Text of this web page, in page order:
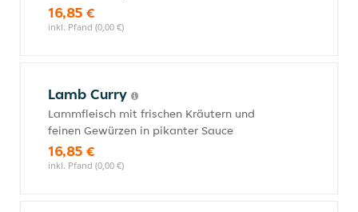
16,85 €
inkl. Pfand (0,00 €)
Lamb Curry
Lammfleisch mit frischen Kräutern und
feinen Gewürzen in pikanter Sauce
16,85 €
inkl. Pfand (0,00 €)